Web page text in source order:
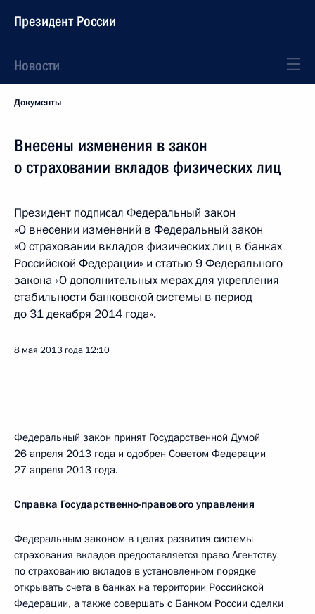
Президент России
Новости
Документы
Внесены изменения в закон
о страховании вкладов физических лиц
Президент подписал Федеральный закон
«О внесении изменений в Федеральный закон
«О страховании вкладов физических лиц в банках
Российской Федерации» и статью 9 Федерального
закона «О дополнительных мерах для укрепления
стабильности банковской системы в период
до 31 декабря 2014 года».
8 мая 2013 года 12:10
Федеральный закон принят Государственной Думой
26 апреля 2013 года и одобрен Советом Федерации
27 апреля 2013 года.
Справка Государственно-правового управления
Федеральным законом в целях развития системы
страхования вкладов предоставляется право Агентству
по страхованию вкладов в установленном порядке
открывать счета в банках на территории Российской
Федерации, а также совершать с Банком России сделки